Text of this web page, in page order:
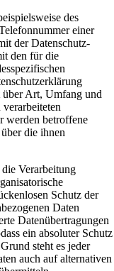
des
einer
der Datenschutz-
den für die
Art, Umfang und
werden betroffene
die ihnen
Verarbeitung
Schutz der
Daten
Datenübertragungen
ein absoluter Schutz
steht es jeder
auch auf alternativen